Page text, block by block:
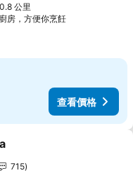
公里
房，方便你烹飪查看價格
查看價格
最愛
715